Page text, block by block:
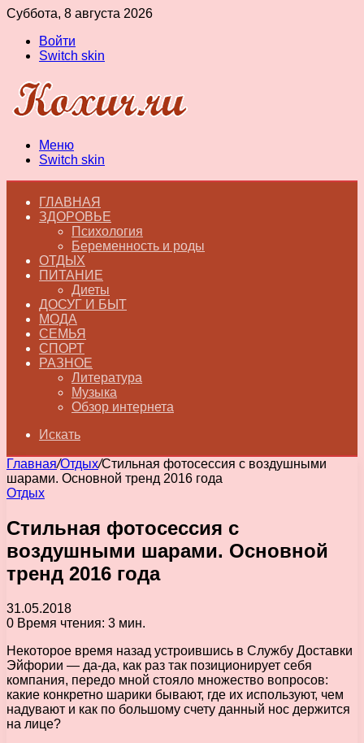
Суббота, 8 августа 2026
Войти
Switch skin
Меню
Switch skin
ГЛАВНАЯ
ЗДОРОВЬЕ
Психология
Беременность и роды
ОТДЫХ
ПИТАНИЕ
Диеты
ДОСУГ И БЫТ
МОДА
СЕМЬЯ
СПОРТ
РАЗНОЕ
Литература
Музыка
Обзор интернета
Искать
Главная/Отдых/Стильная фотосессия с воздушными
шарами. Основной тренд 2016 года
Отдых
Стильная фотосессия с
воздушными шарами. Основной
тренд 2016 года
31.05.2018
0 Время чтения: 3 мин.
Некоторое время назад устроившись в Службу Доставки
Эйфории — да-да, как раз так позиционирует себя
компания, передо мной стояло множество вопросов:
какие конкретно шарики бывают, где их используют, чем
надувают и как по большому счету данный нос держится
на лице?